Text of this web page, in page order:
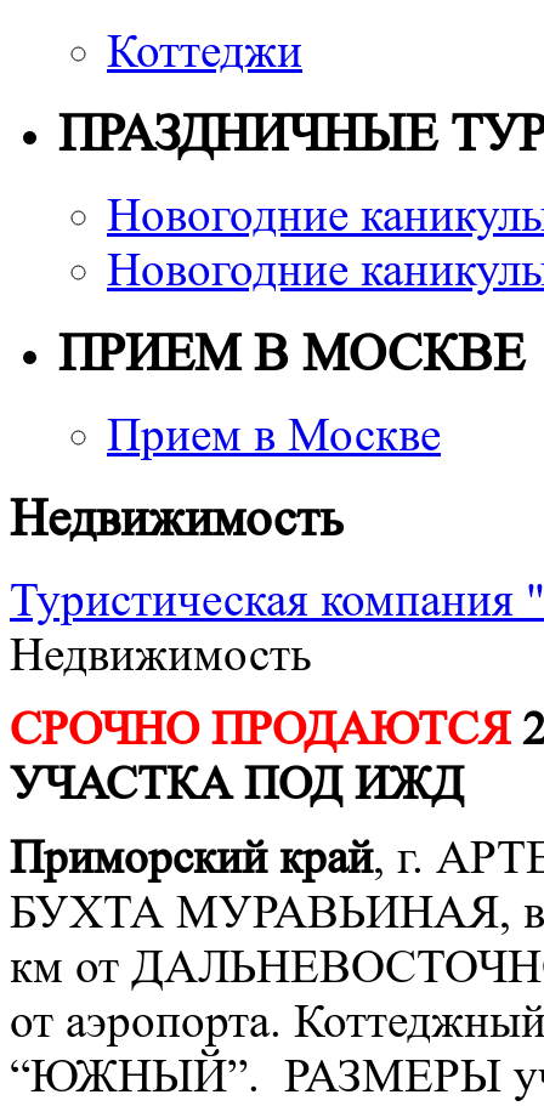
Коттеджи
ПРАЗДНИЧНЫЕ
Новогодние
Новогодние
ПРИЕМ В МОСКВЕ
Прием в Москве
Недвижимость
Туристическая
Недвижимость
СРОЧНО ПРОДАЮТСЯ
УЧАСТКА ПОД ИЖД
Приморский край, г.
БУХТА МУРАВЬИНАЯ, в
км от
от аэропорта.
“ЮЖНЫЙ”. РАЗМЕРЫ